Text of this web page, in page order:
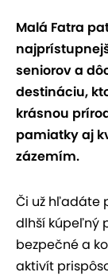
Malá Fatra
seniorov a
destináciu,
krásnou
pamiatky aj
zázemím.
Či už hľadáte
dlhší kúpeľný
bezpečné a
aktivít